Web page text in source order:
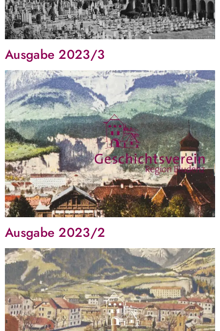
Ausgabe 2023/3
Ausgabe 2023/2